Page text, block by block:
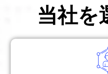
当社を